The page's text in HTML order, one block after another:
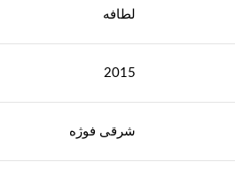
لطافه
2015
شرقی فوژه